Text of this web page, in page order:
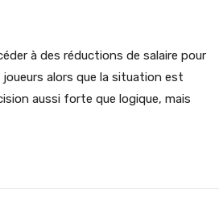
à des réductions de salaire pour
alors que la situation est
aussi forte que logique, mais